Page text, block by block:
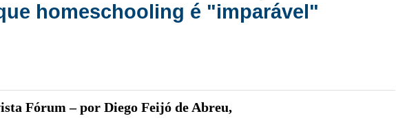
homeschooling é "imparável"
Fórum – por Diego Feijó de Abreu,